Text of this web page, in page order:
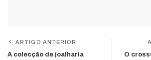
ARTIGO ANTERIOR
A colecção de joalharia
O